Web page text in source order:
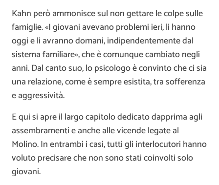
Kahn però ammonisce sul non gettare le colpe sulle
famiglie. «I giovani avevano problemi ieri, li hanno
oggi e li avranno domani, indipendentemente dal
sistema familiare», che è comunque cambiato negli
anni. Dal canto suo, lo psicologo è convinto che ci sia
una relazione, come è sempre esistita, tra sofferenza
e aggressività.
E qui si apre il largo capitolo dedicato dapprima agli
assembramenti e anche alle vicende legate al
Molino. In entrambi i casi, tutti gli interlocutori hanno
voluto precisare che non sono stati coinvolti solo
giovani.